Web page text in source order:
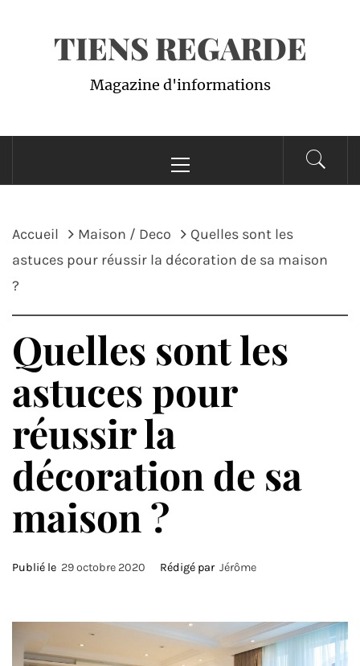
TIENS REGARDE
Magazine d'informations
principal
Accueil Maison / Deco
Quelles sont les
astuces pour réussir la décoration de sa maison
?
Quelles sont les
astuces pour
réussir la
décoration de sa
maison ?
Publié le 29 octobre 2020 Rédigé par Jérôme